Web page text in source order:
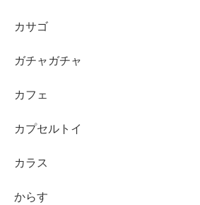
カサゴ
ガチャガチャ
カフェ
カプセルトイ
カラス
からす